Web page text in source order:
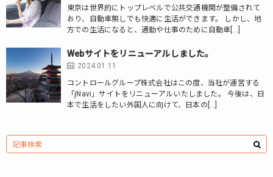
東京は世界的にトップレベルで公共交通機関が整備されて
おり、自動車無しでも快適に生活ができます。 しかし、地
方での生活になると、通勤や仕事のために自動車[…]
Webサイトをリニューアルしました。
2024.01.11
コントロールグループ株式会社はこの度、当社が運営する
「jNavi」サイトをリニューアルいたしました。 今後は、日
本で生活をしたい外国人に向けて、日本の[…]